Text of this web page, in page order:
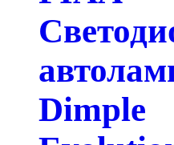
Dimple